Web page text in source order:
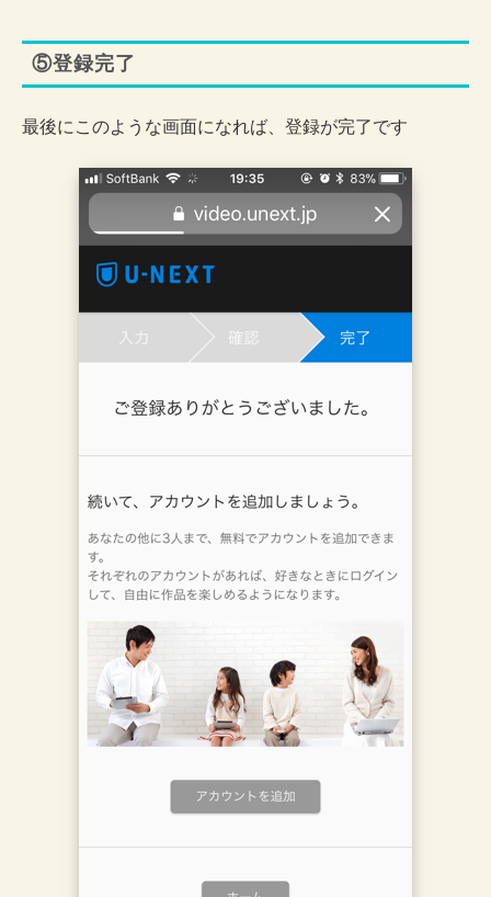
⑤登録完了
最後にこのような画面になれば、登録が完了です